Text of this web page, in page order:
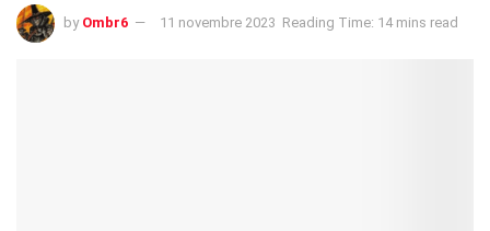
by Ombr6 11 novembre 2023 Reading Time: 14 mins read